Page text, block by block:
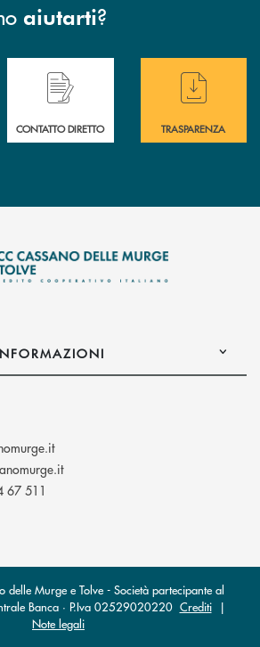
aiutarti?
delle filiali
Hai bisogno di assistenza immediata ?
CONTATTO DIRETTO
Hai bisogno di
TRASPARENZA
(si apre l’app di posta elettronica)
(si apre l’app di posta
67 511
Murge e Tolve - Società partecipante al
Banca · P.Iva 02529020220 Crediti|
Note legali